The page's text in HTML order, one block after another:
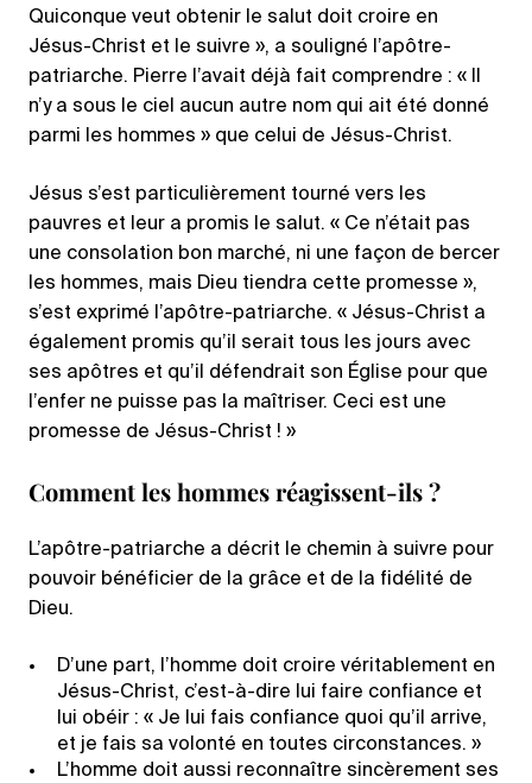
Quiconque veut obtenir le salut doit croire en
Jésus-Christ et le suivre », a souligné l’apôtre-
patriarche. Pierre l’avait déjà fait comprendre : « Il
n’y a sous le ciel aucun autre nom qui ait été donné
parmi les hommes » que celui de Jésus-Christ.
Jésus s’est particulièrement tourné vers les
pauvres et leur a promis le salut. « Ce n’était pas
une consolation bon marché, ni une façon de bercer
les hommes, mais Dieu tiendra cette promesse »,
s’est exprimé l’apôtre-patriarche. « Jésus-Christ a
également promis qu’il serait tous les jours avec
ses apôtres et qu’il défendrait son Église pour que
l’enfer ne puisse pas la maîtriser. Ceci est une
promesse de Jésus-Christ ! »
Comment les hommes réagissent-ils ?
L’apôtre-patriarche a décrit le chemin à suivre pour
pouvoir bénéficier de la grâce et de la fidélité de
Dieu.
D’une part, l’homme doit croire véritablement en
Jésus-Christ, c’est-à-dire lui faire confiance et
lui obéir : « Je lui fais confiance quoi qu’il arrive,
et je fais sa volonté en toutes circonstances. »
L’homme doit aussi reconnaître sincèrement ses